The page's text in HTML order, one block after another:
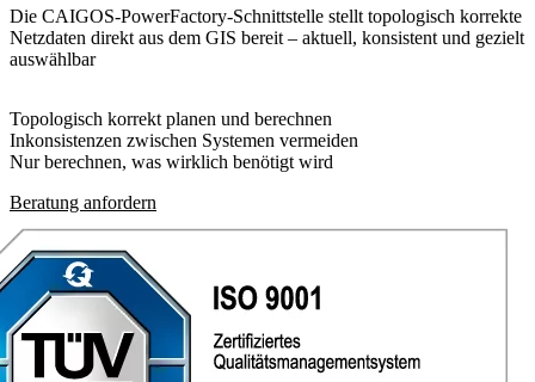
Die CAIGOS-PowerFactory-Schnittstelle stellt topologisch korrekte
Netzdaten direkt aus dem GIS bereit – aktuell, konsistent und gezielt
auswählbar
Topologisch korrekt planen und berechnen
Inkonsistenzen zwischen Systemen vermeiden
Nur berechnen, was wirklich benötigt wird
Beratung anfordern